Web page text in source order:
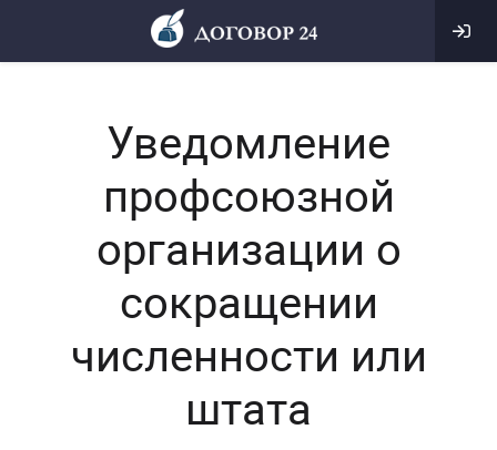
Уведомление
профсоюзной
организации о
сокращении
численности или
штата